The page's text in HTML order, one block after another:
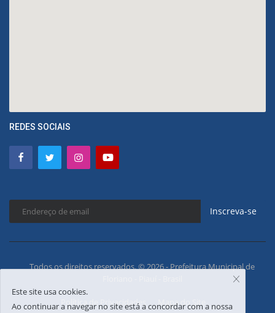
REDES SOCIAIS
Inscreva-se
Todos os direitos reservados. © 2026 - Prefeitura Municipal de
Política de Privacidades Mapa do Site
Este site usa cookies.
Ao continuar a navegar no site está a concordar com a nossa